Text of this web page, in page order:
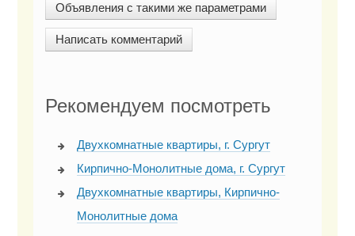
Объявления с такими же параметрами
Написать комментарий
Рекомендуем посмотреть
Двухкомнатные квартиры, г. Сургут
Кирпично-Монолитные дома, г. Сургут
Двухкомнатные квартиры, Кирпично-
Монолитные дома